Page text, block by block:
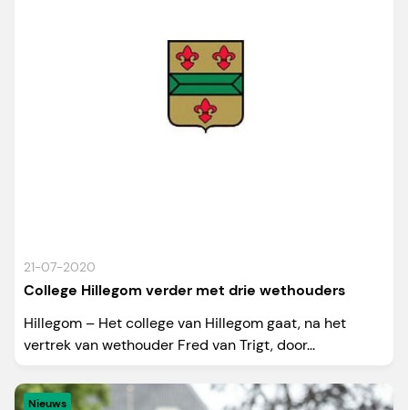
21-07-2020
College Hillegom verder met drie wethouders
Hillegom – Het college van Hillegom gaat, na het
vertrek van wethouder Fred van Trigt, door...
Nieuws